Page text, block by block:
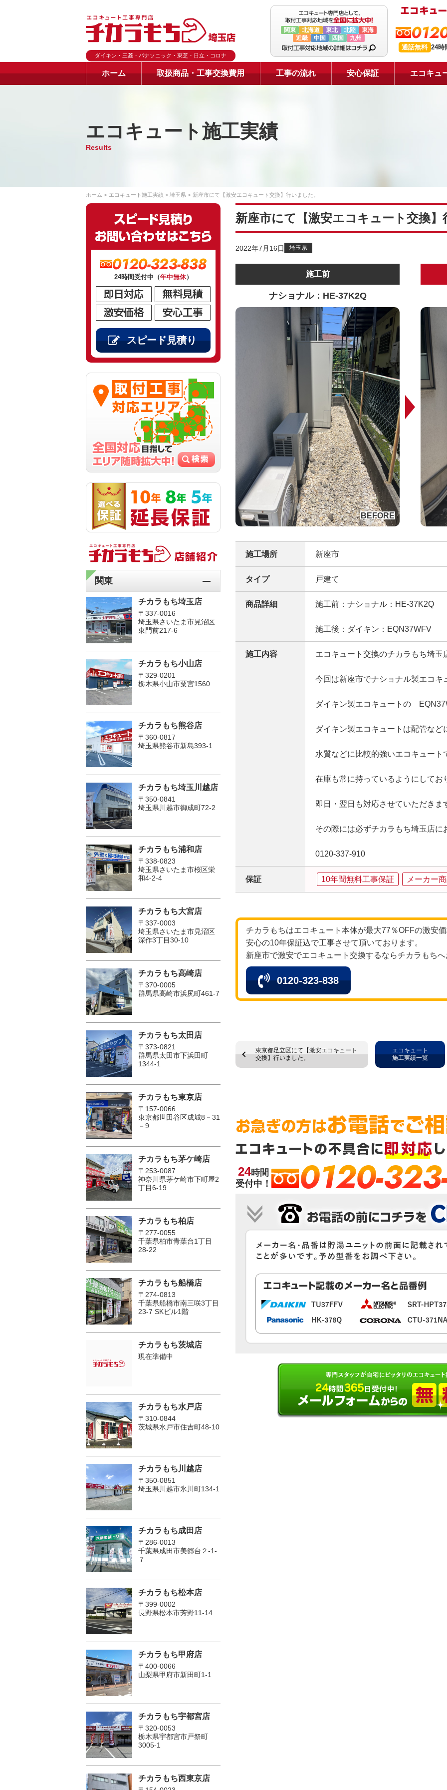
ダイキン・三菱・パナソニック・東芝・日立・コロナ
関東 北海道 東北 北陸
東海
近畿
中国 四国 九州
通話無料 24時
ホーム 取扱商品・工事交換費用 工事の流れ 安心保証 エコキュ
エコキュート施工実績
Results
ホーム エコキュート施工実績 埼玉県 新座市にて【激安エコキュート交換】行いました。
新座市にて【激安エコキュート交換
2022年7月16日 埼玉県
施工前
ナショナル：HE-37K2Q
施工場所 新座市
タイプ 戸建て
商品詳細 施工前：ナショナル：HE-37K2Q
施工後：ダイキン：EQN37WFV
施工内容 エコキュート交換のチカラもち埼玉
今回は新座市でナショナル製エコ
ダイキン製エコキュートの
ダイキン製エコキュートは配管な
水質などに比較的強いエコキュート
在庫も常に持っているようにしてお
即日・翌日も対応させていただきま
その際には必ずチカラもち埼玉店に
0120‐337‐910
保証 10年間無料工事保証 メーカー
チカラもちはエコキュート本体が最大77％OFFの激安
安心の10年保証込で工事させて頂いております。
新座市で激安でエコキュート交換するならチカラもち
0120-323-838
東京都足立区にて【激安エコキュート
交換】行いました。
エコキュート
施工実績一覧
24時間
受付中！
0120-
0120-323-838
24時間受付中（年中無休）
スピード見積り
関東
チカラもち埼玉店
〒337-0016
埼玉県さいたま市見沼区
東門前217-6
チカラもち小山店
〒329-0201
栃木県小山市粟宮1560
チカラもち熊谷店
〒360-0817
埼玉県熊谷市新島393-1
チカラもち埼玉川越店
〒350-0841
埼玉県川越市御成町72-2
チカラもち浦和店
〒338-0823
埼玉県さいたま市桜区栄
和4-2-4
チカラもち大宮店
〒337-0003
埼玉県さいたま市見沼区
深作3丁目30-10
チカラもち高崎店
〒370-0005
群馬県高崎市浜尻町461-7
チカラもち太田店
〒373-0821
群馬県太田市下浜田町
1344-1
チカラもち東京店
〒157-0066
東京都世田谷区成城8－31
－9
チカラもち茅ケ崎店
〒253-0087
神奈川県茅ケ崎市下町屋2
丁目6-19
チカラもち柏店
〒277-0055
千葉県柏市青葉台1丁目
28-22
チカラもち船橋店
〒274-0813
千葉県船橋市南三咲3丁目
23-7 SKビル1階
チカラもち茨城店
現在準備中
チカラもち水戸店
〒310-0844
茨城県水戸市住吉町48-10
チカラもち川越店
〒350-0851
埼玉県川越市氷川町134-1
チカラもち成田店
〒286-0013
千葉県成田市美郷台２‐1‐
７
チカラもち松本店
〒399-0002
長野県松本市芳野11-14
チカラもち甲府店
〒400-0066
山梨県甲府市新田町1-1
チカラもち宇都宮店
〒320-0053
栃木県宇都宮市戸祭町
3005-1
チカラもち西東京店